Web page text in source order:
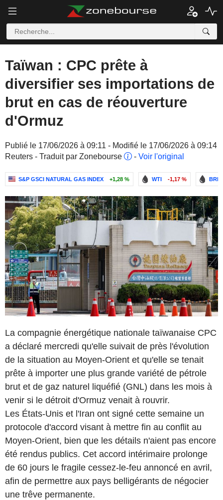
Taïwan : CPC prête à
diversifier ses importations de
brut en cas de réouverture
d'Ormuz
Publié le 17/06/2026 à 09:11 - Modifié le 17/06/2026 à 09:14
Reuters - Traduit par Zonebourse
- Voir l'original
S&P GSCI NATURAL GAS INDEX +1,28 % WTI -1,17 %
La compagnie énergétique nationale taïwanaise CPC
a déclaré mercredi qu'elle suivait de près l'évolution
de la situation au Moyen-Orient et qu'elle se tenait
prête à importer une plus grande variété de pétrole
brut et de gaz naturel liquéfié (GNL) dans les mois à
venir si le détroit d'Ormuz venait à rouvrir.
Les États-Unis et l'Iran ont signé cette semaine un
protocole d'accord visant à mettre fin au conflit au
Moyen-Orient, bien que les détails n'aient pas encore
été rendus publics. Cet accord intérimaire prolonge
de 60 jours le fragile cessez-le-feu annoncé en avril,
afin de permettre aux pays belligérants de négocier
une trêve permanente.